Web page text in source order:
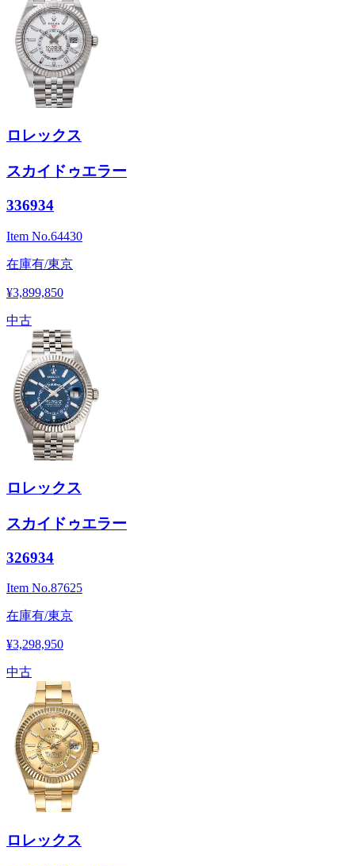
ロレックス
スカイドゥエラー
336934
Item No.64430
在庫有/東京
¥3,899,850
中古
ロレックス
スカイドゥエラー
326934
Item No.87625
在庫有/東京
¥3,298,950
中古
ロレックス